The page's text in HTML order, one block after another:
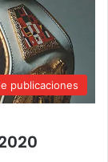
publicaciones